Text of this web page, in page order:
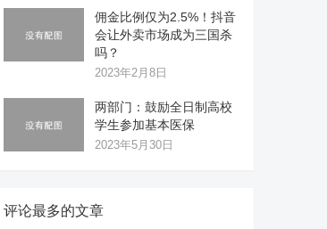
佣金比例仅为2.5%！抖音
会让外卖市场成为三国杀
吗？
2023年2月8日
两部门：鼓励全日制高校
学生参加基本医保
2023年5月30日
评论最多的文章